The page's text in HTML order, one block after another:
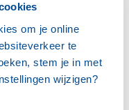
om je online
te
stem je in met
wijzigen?